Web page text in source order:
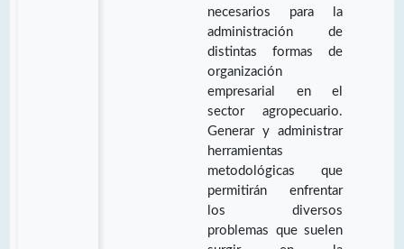
necesarios para la
administración de
distintas formas de
organización
empresarial en el
sector agropecuario.
Generar y administrar
herramientas
metodológicas que
permitirán enfrentar
los diversos
problemas que suelen